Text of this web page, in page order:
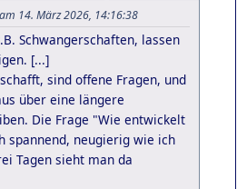
14. März 2026, 14:16:38
Schwangerschaften, lassen
[...]
sind offene Fragen, und
über eine längere
Die Frage "Wie entwickelt
spannend, neugierig wie ich
Tagen sieht man da